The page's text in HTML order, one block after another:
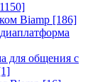
Biamp [186]
для общения с